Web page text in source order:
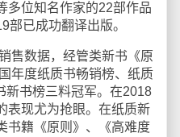
多位知名作家的22部作品
部已成功翻译出版。
数据，经管类新书《原
年度纸质书畅销榜、纸质
新书榜三料冠军。在2018
表现尤为抢眼。在纸质新
书籍《原则》、《高难度